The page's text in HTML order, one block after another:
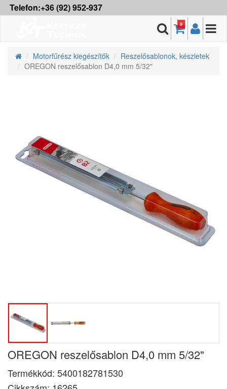
Telefon:+36 (92) 952-937
0
Motorfűrész kiegészítők
Reszelősablonok, készletek
OREGON reszelősablon D4,0 mm 5/32"
OREGON reszelősablon D4,0 mm 5/32"
Termékkód: 5400182781530